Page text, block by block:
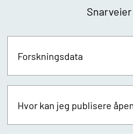
Snarveier
Forskningsdata
Hvor kan jeg publisere